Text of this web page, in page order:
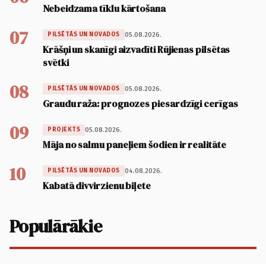
Nebeidzama tīklu kārtošana
07 PILSĒTĀS UN NOVADOS 05.08.2026.
Krāšņi un skanīgi aizvadīti Rūjienas pilsētas
svētki
08 PILSĒTĀS UN NOVADOS 05.08.2026.
Graudu raža: prognozes piesardzīgi cerīgas
09 PROJEKTS 05.08.2026.
Māja no salmu paneļiem šodien ir realitāte
10 PILSĒTĀS UN NOVADOS 04.08.2026.
Kabatā divvirzienu biļete
Populārākie